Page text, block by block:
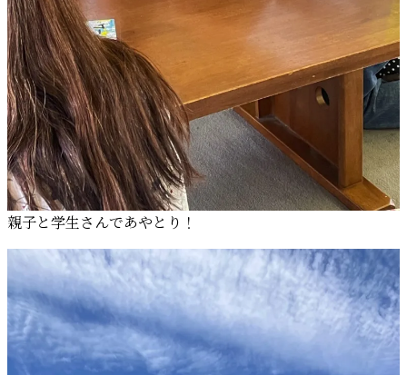
親子と学生さんであやとり！